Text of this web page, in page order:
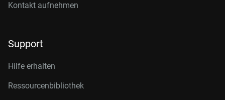
Kontakt aufnehmen
Support
Hilfe erhalten
Ressourcenbibliothek